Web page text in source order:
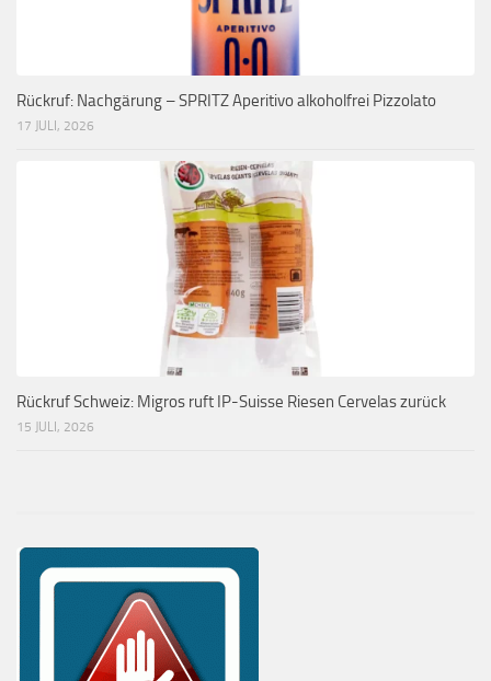
Rückruf: Nachgärung – SPRITZ Aperitivo alkoholfrei Pizzolato
17 JULI, 2026
Rückruf Schweiz: Migros ruft IP-Suisse Riesen Cervelas zurück
15 JULI, 2026